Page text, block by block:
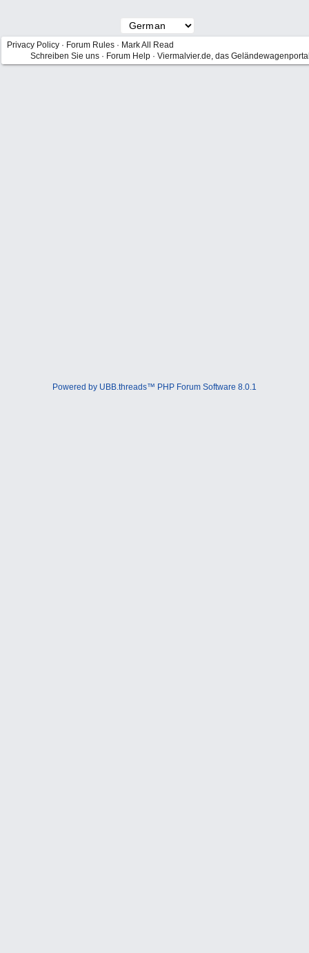
Privacy Policy · Forum Rules · Mark All Read
Schreiben Sie uns · Forum Help · Viermalvier.de, das
Powered by UBB.threads™ PHP Forum Software 8.0.1